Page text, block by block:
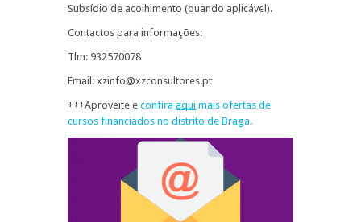
Subsídio de acolhimento (quando aplicável).
Contactos para informações:
Tlm: 932570078
Email: xzinfo@xzconsultores.pt
+++Aproveite e confira aqui mais ofertas de
cursos financiados no distrito de Braga.